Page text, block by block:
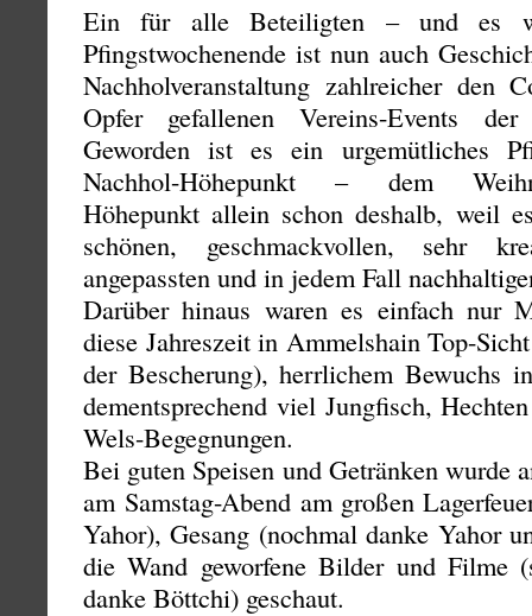
Ein für alle Beteiligten – und es
Pfingstwochenende ist nun auch
Nachholveranstaltung zahlreicher den
Opfer gefallenen Vereins-Events
Geworden ist es ein urgemütliches
Nachhol-Höhepunkt – dem
Höhepunkt allein schon deshalb, weil
schönen, geschmackvollen, sehr
angepassten und in jedem Fall
Darüber hinaus waren es einfach nur
diese Jahreszeit in Ammelshain Top-
der Bescherung), herrlichem Bewuchs
dementsprechend viel Jungfisch,
Wels-Begegnungen.
Bei guten Speisen und Getränken wurde
am Samstag-Abend am großen
Yahor), Gesang (nochmal danke Yahor
die Wand geworfene Bilder und Filme
danke Böttchi) geschaut.